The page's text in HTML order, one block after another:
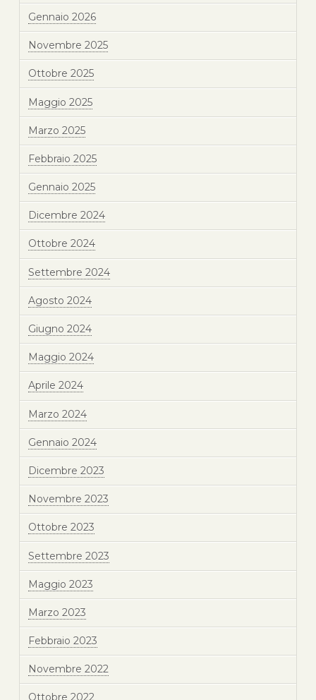
Gennaio 2026
Novembre 2025
Ottobre 2025
Maggio 2025
Marzo 2025
Febbraio 2025
Gennaio 2025
Dicembre 2024
Ottobre 2024
Settembre 2024
Agosto 2024
Giugno 2024
Maggio 2024
Aprile 2024
Marzo 2024
Gennaio 2024
Dicembre 2023
Novembre 2023
Ottobre 2023
Settembre 2023
Maggio 2023
Marzo 2023
Febbraio 2023
Novembre 2022